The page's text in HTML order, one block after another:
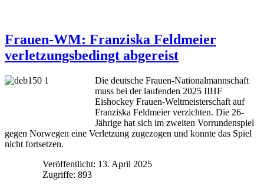
Frauen-WM: Franziska Feldmeier
verletzungsbedingt abgereist
Die deutsche Frauen-Nationalmannschaft
muss bei der laufenden 2025 IIHF
Eishockey Frauen-Weltmeisterschaft auf
Franziska Feldmeier verzichten. Die 26-
Jährige hat sich im zweiten Vorrundenspiel
gegen Norwegen eine Verletzung zugezogen und konnte das Spiel
nicht fortsetzen.
Veröffentlicht: 13. April 2025
Zugriffe: 893